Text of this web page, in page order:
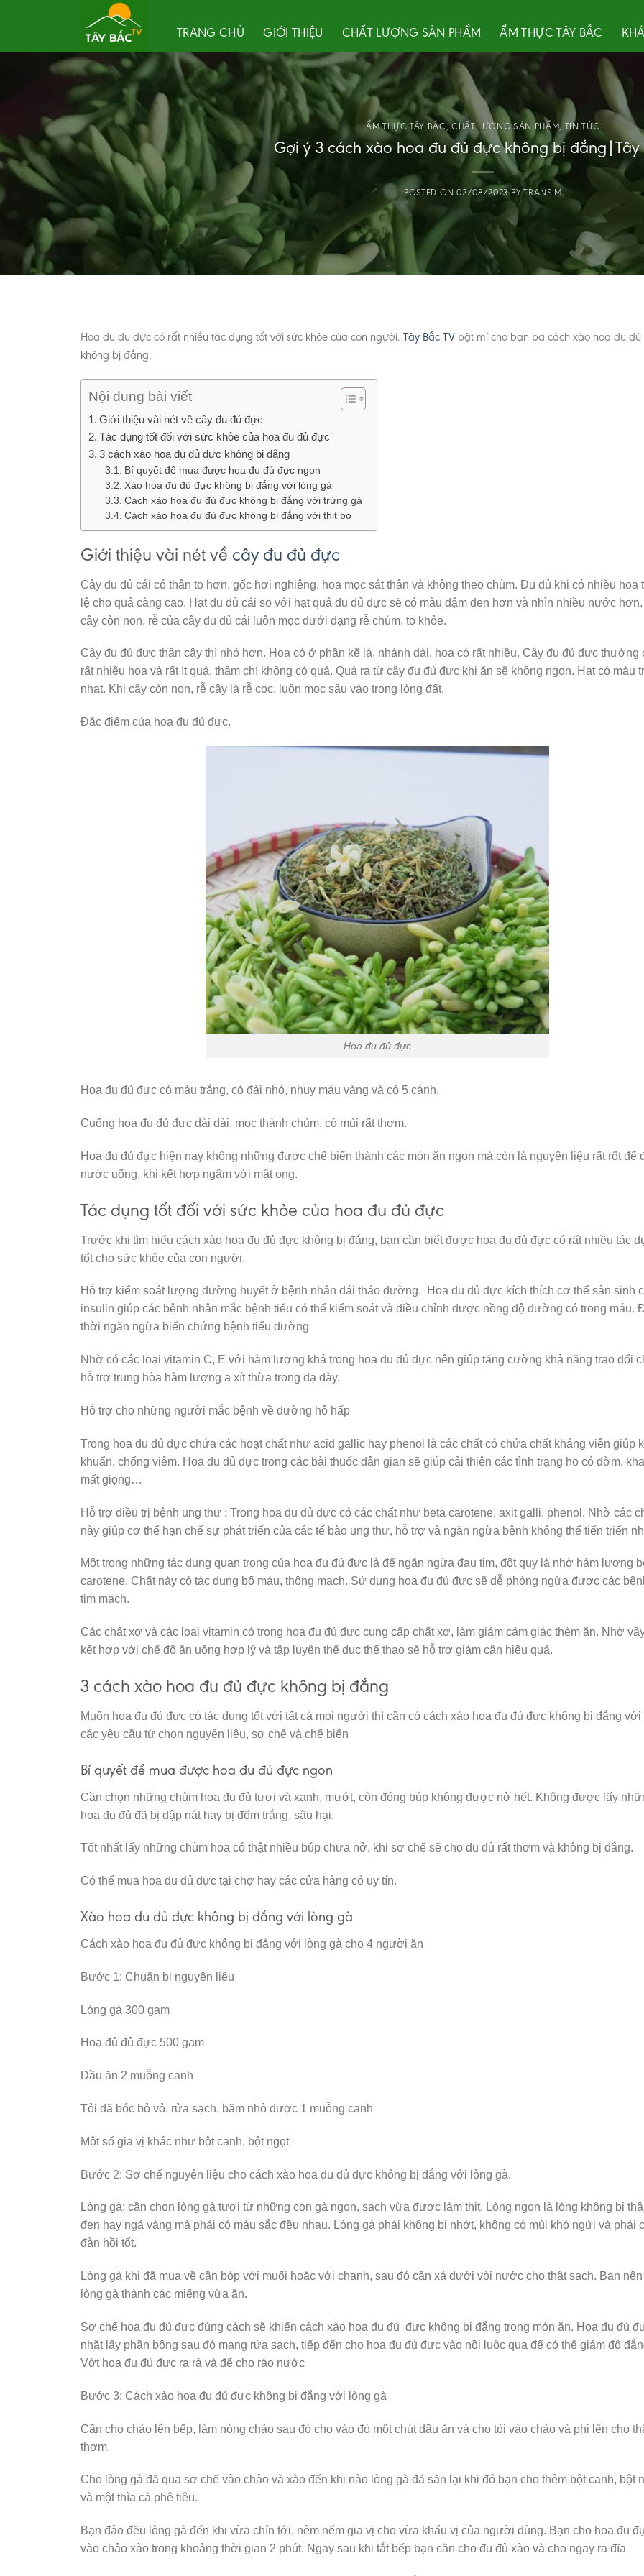
TRANG CHỦ GIỚI THIỆU CHẤT LƯỢNG SẢN PHẨM ẨM THỰC TÂY BẮC
ẨM THỰC TÂY BẮC ,CHẤT LƯỢNG SẢN PHẨM, TIN TỨC
Gợi ý 3 cách xào hoa đu đủ đực không bị đắng|Tây
POSTED ON02/08/2023BYTRANSIM
Hoa đu đu đực có rất nhiều tác dụng tốt với sức khỏe của con người. Tây Bắc TV bật mí cho bạn ba cách xào hoa đu
không bị đắng.
Nội dung bài viết
Giới thiệu vài nét về cây đu đủ đực
Tác dụng tốt đối với sức khỏe của hoa đu đủ đực
3 cách xào hoa đu đủ đực không bị đắng
Bí quyết để mua được hoa đu đủ đực ngon
Xào hoa đu đủ đực không bị đắng với lòng gà
Cách xào hoa đu đủ đực không bị đắng với trứng gà
Cách xào hoa đu đủ đực không bị đắng với thịt bò
Giới thiệu vài nét về cây đu đủ đực
Cây đu đủ cái có thân to hơn, gốc hơi nghiêng, hoa mọc sát thân và không theo chùm. Đu đủ khi có nhiều hoa
lệ cho quả càng cao. Hạt đu đủ cái so với hạt quả đu đủ đực sẽ có màu đậm đen hơn và nhìn nhiều nước
cây còn non, rễ của cây đu đủ cái luôn mọc dưới dạng rễ chùm, to khỏe.
Cây đu đủ đực thân cây thì nhỏ hơn. Hoa có ở phần kẽ lá, nhánh dài, hoa có rất nhiều. Cây đu đủ đực thường
rất nhiều hoa và rất ít quả, thậm chí không có quả. Quả ra từ cây đu đủ đực khi ăn sẽ không ngon. Hạt có màu
nhạt. Khi cây còn non, rễ cây là rễ cọc, luôn mọc sâu vào trong lòng đất.
Đặc điểm của hoa đu đủ đực.
Hoa đu đủ đực
Hoa đu đủ đực có màu trắng, có đài nhỏ, nhuỵ màu vàng và có 5 cánh.
Cuống hoa đu đủ đực dài dài, mọc thành chùm, có mùi rất thơm.
Hoa đu đủ đực hiện nay không những được chế biến thành các món ăn ngon mà còn là nguyên liệu rất rốt để
nước uống, khi kết hợp ngâm với mật ong.
Tác dụng tốt đối với sức khỏe của hoa đu đủ đực
Trước khi tìm hiểu cách xào hoa đu đủ đực không bị đắng, bạn cần biết được hoa đu đủ đực có rất nhiều tác
tốt cho sức khỏe của con người.
Hỗ trợ kiểm soát lượng đường huyết ở bệnh nhân đái tháo đường. Hoa đu đủ đực kích thích cơ thể sản sinh
insulin giúp các bệnh nhân mắc bệnh tiểu có thể kiểm soát và điều chỉnh được nồng độ đường có trong máu.
thời ngăn ngừa biến chứng bệnh tiểu đường
Nhờ có các loại vitamin C, E với hàm lượng khá trong hoa đu đủ đực nên giúp tăng cường khả năng trao đổi
hỗ trợ trung hòa hàm lượng a xít thừa trong dạ dày.
Hỗ trợ cho những người mắc bệnh về đường hô hấp
Trong hoa đu đủ đực chứa các hoạt chất như acid gallic hay phenol là các chất có chứa chất kháng viên giúp
khuẩn, chống viêm. Hoa đu đủ đực trong các bài thuốc dân gian sẽ giúp cải thiện các tình trạng ho có đờm,
mất giọng…
Hỗ trợ điều trị bệnh ung thư : Trong hoa đu đủ đực có các chất như beta carotene, axit galli, phenol. Nhờ các
này giúp cơ thể hạn chế sự phát triển của các tế bào ung thư, hỗ trợ và ngăn ngừa bệnh không thể tiến triển
Một trong những tác dụng quan trọng của hoa đu đủ đực là để ngăn ngừa đau tim, đột quỵ là nhờ hàm lượng
carotene. Chất này có tác dụng bổ máu, thông mạch. Sử dụng hoa đu đủ đực sẽ dễ phòng ngừa được các
tim mạch.
Các chất xơ và các loại vitamin có trong hoa đu đủ đực cung cấp chất xơ, làm giảm cảm giác thèm ăn. Nhờ
kết hợp với chế độ ăn uống hợp lý và tập luyện thể dục thể thao sẽ hỗ trợ giảm cân hiệu quả.
3 cách xào hoa đu đủ đực không bị đắng
Muốn hoa đu đủ đực có tác dụng tốt với tất cả mọi người thì cần có cách xào hoa đu đủ đực không bị đắng với
các yêu cầu từ chọn nguyên liệu, sơ chế và chế biến
Bí quyết để mua được hoa đu đủ đực ngon
Cần chọn những chùm hoa đu đủ tươi và xanh, mướt, còn đóng búp không được nở hết. Không được lấy
hoa đu đủ đã bị dập nát hay bị đốm trắng, sâu hại.
Tốt nhất lấy những chùm hoa có thật nhiều búp chưa nở, khi sơ chế sẽ cho đu đủ rất thơm và không bị đắng.
Có thể mua hoa đu đủ đực tại chợ hay các cửa hàng có uy tín.
Xào hoa đu đủ đực không bị đắng với lòng gà
Cách xào hoa đu đủ đực không bị đắng với lòng gà cho 4 người ăn
Bước 1: Chuẩn bị nguyên liệu
Lòng gà 300 gam
Hoa đủ đủ đực 500 gam
Dầu ăn 2 muỗng canh
Tỏi đã bóc bỏ vỏ, rửa sạch, băm nhỏ được 1 muỗng canh
Một số gia vị khác như bột canh, bột ngọt
Bước 2: Sơ chế nguyên liệu cho cách xào hoa đu đủ đực không bị đắng với lòng gà.
Lòng gà: cần chọn lòng gà tươi từ những con gà ngon, sạch vừa được làm thịt. Lòng ngon là lòng không bị
đen hay ngả vàng mà phải có màu sắc đều nhau. Lòng gà phải không bị nhớt, không có mùi khó ngửi và phải
đàn hồi tốt.
Lòng gà khi đã mua về cần bóp với muối hoăc với chanh, sau đó cần xả dưới vòi nước cho thật sạch. Bạn
lòng gà thành các miếng vừa ăn.
Sơ chế hoa đu đủ đực đúng cách sẽ khiến cách xào hoa đu đủ đực không bị đắng trong món ăn. Hoa đu đủ
nhặt lấy phần bông sau đó mang rửa sạch, tiếp đến cho hoa đu đủ đực vào nồi luộc qua để có thể giảm độ
Vớt hoa đu đủ đực ra rá và để cho ráo nước
Bước 3: Cách xào hoa đu đủ đực không bị đắng với lòng gà
Cần cho chảo lên bếp, làm nóng chảo sau đó cho vào đó một chút dầu ăn và cho tỏi vào chảo và phi lên cho
thơm.
Cho lòng gà đã qua sơ chế vào chảo và xào đến khi nào lòng gà đã săn lại khi đó bạn cho thêm bột canh, bột
và một thìa cà phê tiêu.
Bạn đảo đều lòng gà đến khi vừa chín tới, nêm nếm gia vị cho vừa khẩu vị của người dùng. Bạn cho hoa đu
vào chảo xào trong khoảng thời gian 2 phút. Ngay sau khi tắt bếp bạn cần cho đu đủ xào và cho ngay ra đĩa